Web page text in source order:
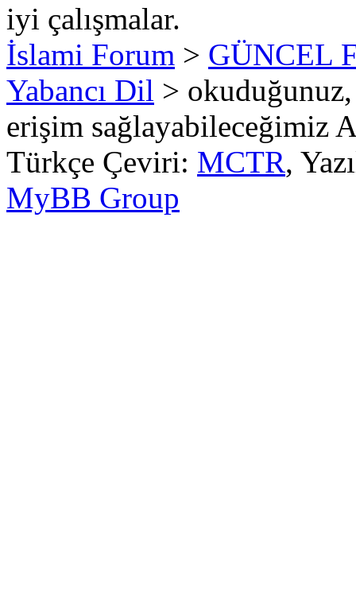
iyi çalışmalar.
İslami Forum > GÜNCEL
Yabancı Dil >
erişim sağlayabileceğimiz
Türkçe Çeviri: MCTR,
MyBB Group